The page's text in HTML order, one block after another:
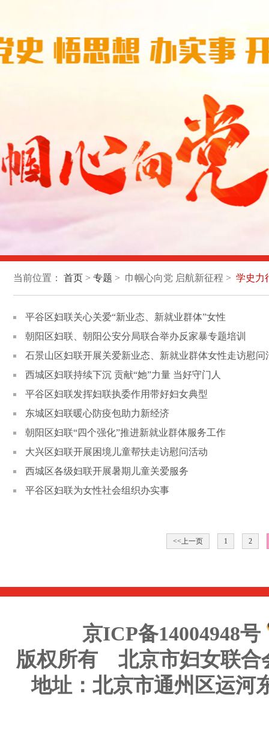
当前位置： 首页> 专题 > 巾帼心向党 启航新征程 > 学史力
平谷区妇联关心关爱“新业态、新就业群体”女性
朝阳区妇联、朝阳公安分局联合举办反家暴专题培训
石景山区妇联开展关爱新业态、新就业群体女性走访慰问
西城区妇联持续下沉 贡献“她”力量 当好守门人
平谷区妇联发挥妇联执委作用带好妇女典型
东城区妇联暖心防疫包助力新经济
朝阳区妇联“四个强化”推进新就业群体服务工作
大兴区妇联开展困境儿童帮扶走访慰问活动
西城区各级妇联开展暑期儿童关爱服务
平谷区妇联为女性社会组织办实事
<<上一页 1 2
京ICP备14004948号
版权所有 北京市妇女联合
地址：北京市通州区运河